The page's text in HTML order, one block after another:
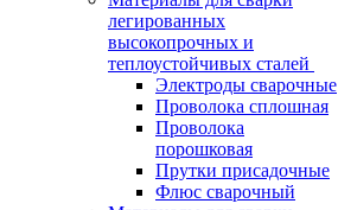
легированных
высокопрочных и
теплоустойчивых сталей
Электроды сварочные
Проволока сплошная
Проволока
порошковая
Прутки присадочные
Флюс сварочный